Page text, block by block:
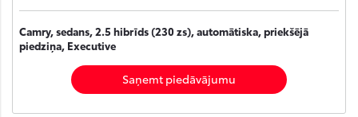
Camry, sedans, 2.5 hibrīds (230 zs), automātiska, priekšējā
piedziņa, Executive
Saņemt piedāvājumu